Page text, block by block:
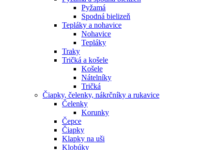
Pyžamá
Spodná bielizeň
Tepláky a nohavice
Nohavice
Tepláky
Traky
Tričká a košele
Košele
Nátelníky
Tričká
Čiapky, čelenky, nákrčníky a rukavice
Čelenky
Korunky
Čepce
Čiapky
Klapky na uši
Klobúky